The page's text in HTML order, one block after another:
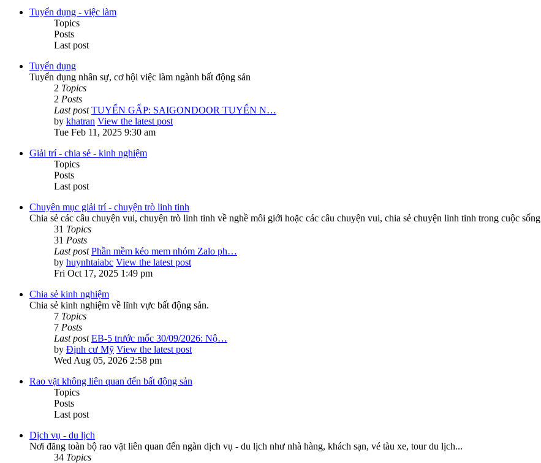
Tuyển dụng - việc làm
Topics
Posts
Last post
Tuyển dụng
Tuyển dụng nhân sự, cơ hội việc làm ngành bất động sản
2 Topics
2 Posts
Last post TUYỂN GẤP: SAIGONDOOR TUYỂN N…
by khatran View the latest post
Tue Feb 11, 2025 9:30 am
Giải trí - chia sẻ - kinh nghiệm
Topics
Posts
Last post
Chuyên mục giải trí - chuyện trò linh tinh
Chia sẻ các câu chuyện vui, chuyện trò linh tinh về nghề môi giới hoặc các câu chuyện vui, chia sẻ chuyện linh tinh trong cuộc sống
31 Topics
31 Posts
Last post Phần mềm kéo mem nhóm Zalo ph…
by huynhtaiabc View the latest post
Fri Oct 17, 2025 1:49 pm
Chia sẻ kinh nghiệm
Chia sẻ kinh nghiệm về lĩnh vực bất động sản.
7 Topics
7 Posts
Last post EB-5 trước mốc 30/09/2026: Nộ…
by Định cư Mỹ View the latest post
Wed Aug 05, 2026 2:58 pm
Rao vặt không liên quan đến bất động sản
Topics
Posts
Last post
Dịch vụ - du lịch
Nơi đăng toàn bộ rao vặt liên quan đến ngàn dịch vụ - du lịch như nhà hàng, khách sạn, vé tàu xe, tour du lịch...
34 Topics